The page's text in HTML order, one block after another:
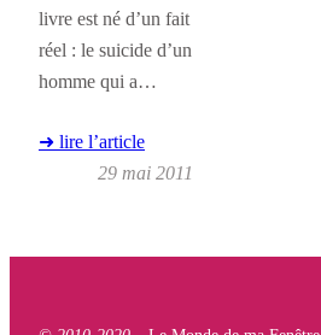
livre est né d’un fait
réel : le suicide d’un
homme qui a…
➜ lire l’article
29 mai 2011